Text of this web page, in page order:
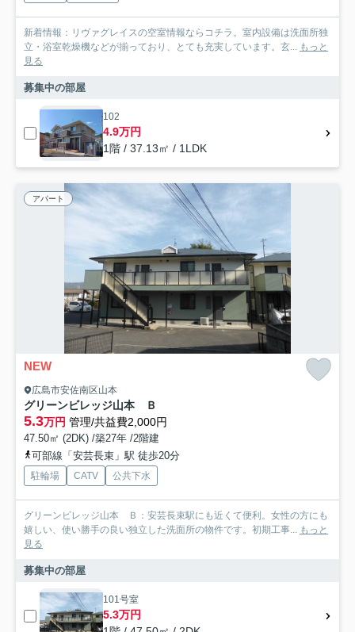
新着情報：リヴァグレイスの空室情報ならコチラ。室内設備は洗面所独
立・浴室乾燥機などが揃っており、とても充実しています。玄... もっと
見る
募集中の部屋
102
4.9万円
1階 / 37.13㎡ / 1LDK
アパート
NEW
広島市安佐南区山本
グリーンビレッジ山本 Ｂ
5.3万円 管理/共益費2,000円
47.50㎡ (2DK) /築27年 /2階建
可部線「安芸長束」駅 徒歩20分
駐輪場 CATV 公共下水
グリーンビレッジ山本 Ｂ：安芸長束駅にも近くて便利。女性の方にも
嬉しい、使い勝手の良い独立した洗面所の物件です。初期工事... もっと
見る
募集中の部屋
101号室
5.3万円